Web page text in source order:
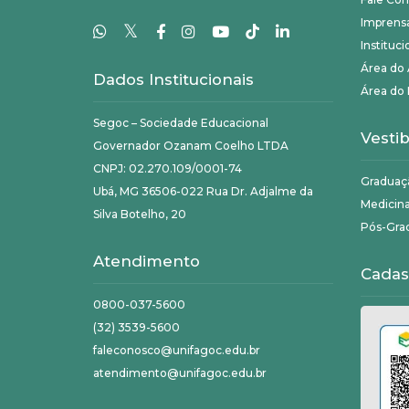
𝕏
Dados Institucionais
Segoc – Sociedade Educacional
Governador Ozanam Coelho LTDA
CNPJ: 02.270.109/0001-74
Ubá, MG 36506-022 Rua Dr. Adjalme da
Silva Botelho, 20
Atendimento
0800-037-5600
(32) 3539-5600
faleconosco@unifagoc.edu.br
atendimento@unifagoc.edu.br
Área do
Área do
Pós-